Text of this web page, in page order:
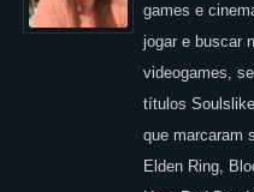
games e
jogar e buscar
videogames,
títulos
que marcaram
Elden Ring,